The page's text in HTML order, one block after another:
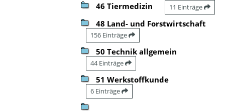
46 Tiermedizin 11 Einträge
48 Land- und Forstwirtschaft
156 Einträge
50 Technik allgemein
44 Einträge
51 Werkstoffkunde
6 Einträge